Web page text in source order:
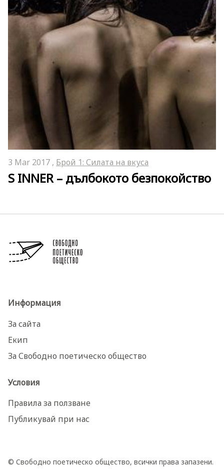
3 Mar 2017 , Брой 1: Силата на вкуса
S INNER – дълбокото безпокойство
Информация
За сайта
Екип
За Свободно поетическо общество
Условия
Правила за ползване
Публикувай при нас
© Свободно поетическо общество, всички права запазени.